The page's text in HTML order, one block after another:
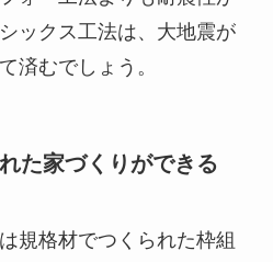
ックス工法は、大地震が
済むでしょう。
た家づくりができる
規格材でつくられた枠組